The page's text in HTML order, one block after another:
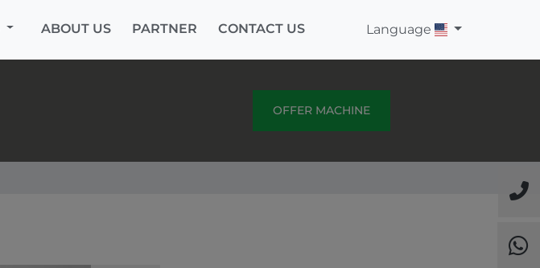
ABOUT US PARTNER CONTACT US Language
OFFER MACHINE